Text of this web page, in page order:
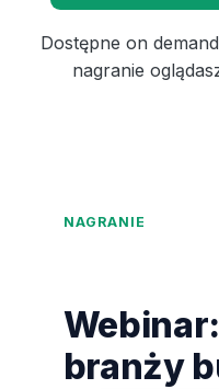
Dostępne on demand
nagranie
NAGRANIE
branży